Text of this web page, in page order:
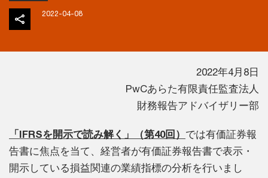
2022-04-08
2022年4月8日
PwCあらた有限責任監査法人
財務報告アドバイザリー部
「IFRSを開示で読み解く」（第40回） では有価証券報
告書に焦点を当て、経営者が有価証券報告書で表示・
開示している損益関連の業績指標の分析を行いまし